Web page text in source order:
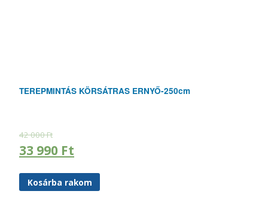
TEREPMINTÁS KÖRSÁTRAS ERNYŐ-250cm
42 000Ft
33 990 Ft
Kosárba rakom